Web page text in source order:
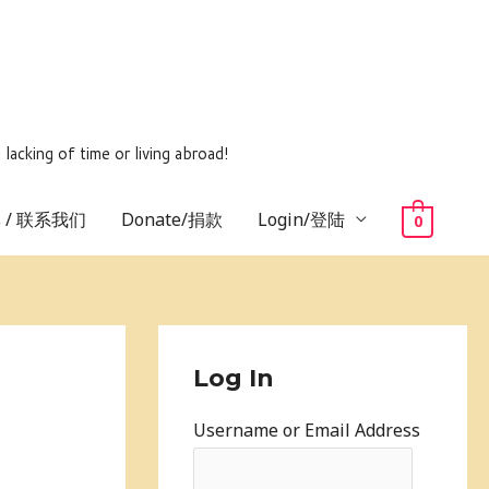
of time or living abroad!
联系我们 Donate/捐款 Login/登陆 0
Log In
Username or Email Address